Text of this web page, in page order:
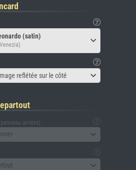
(satin)
reflétée sur le côté
arrière)